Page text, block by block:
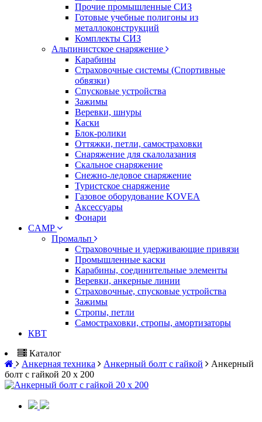
Прочие промышленные СИЗ
Готовые учебные полигоны из
металлоконструкций
Комплекты СИЗ
Альпинистское снаряжение
Карабины
Страховочные системы (Спортивные
обвязки)
Спусковые устройства
Зажимы
Веревки, шнуры
Каски
Блок-ролики
Оттяжки, петли, самостраховки
Снаряжение для скалолазания
Скальное снаряжение
Снежно-ледовое снаряжение
Туристское снаряжение
Газовое оборудование KOVEA
Аксессуары
Фонари
CAMP
Промальп
Страховочные и удерживающие привязи
Промышленные каски
Карабины, соединительные элементы
Веревки, анкерные линии
Страховочные, спусковые устройства
Зажимы
Стропы, петли
Самостраховки, стропы, амортизаторы
КВТ
Каталог
Анкерная техника
Анкерный болт с гайкой
Анкерный
болт с гайкой 20 х 200